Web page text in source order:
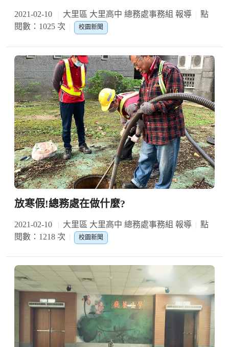
2021-02-10 大里區 大里高中 總務處事務組 報導
點
閱數：1025 次
校園新聞
放寒假!總務處在做什麼?
2021-02-10 大里區 大里高中 總務處事務組 報導
點
閱數：1218 次
校園新聞